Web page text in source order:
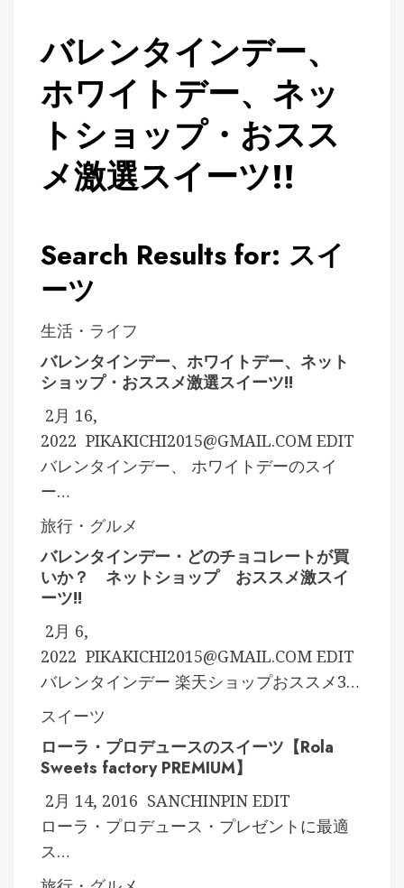
バレンタインデー、
ホワイトデー、ネッ
トショップ・おスス
メ激選スイーツ!!
Search Results for: スイ
ーツ
生活・ライフ
バレンタインデー、ホワイトデー、ネット
ショップ・おススメ激選スイーツ!!
2月 16,
2022 PIKAKICHI2015@GMAIL.COM EDIT
バレンタインデー、 ホワイトデーのスイ
ー…
旅行・グルメ
バレンタインデー・どのチョコレートが買
いか？ ネットショップ おススメ激スイ
ーツ!!
2月 6,
2022 PIKAKICHI2015@GMAIL.COM EDIT
バレンタインデー 楽天ショップおススメ3…
スイーツ
ローラ・プロデュースのスイーツ【Rola
Sweets factory PREMIUM】
2月 14, 2016 SANCHINPIN EDIT
ローラ・プロデュース・プレゼントに最適
ス…